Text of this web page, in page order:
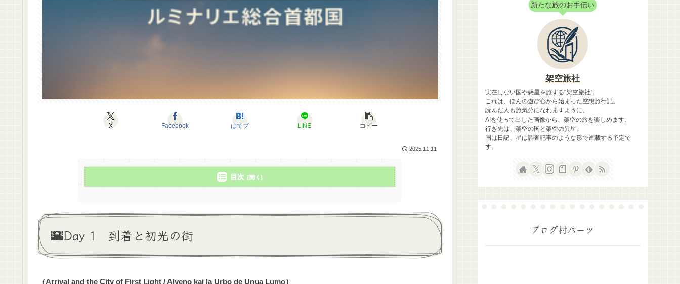
X Facebook はてブ LINE コピー
2025.11.11
目次
🌇Day 1 到着と初光の街
（Arrival and the City of First Light / Alveno kaj la Urbo de Unua Lumo）
新たな旅のお手伝い
架空旅社
実在しない国や惑星を旅する“架空旅社”。
これは、ほんの遊び心から始まった空想旅行記。
読んだ人も旅気分になれますように。
AIを使って出した画像から、架空の旅を楽しめます。
行き先は、架空の国と架空の異星。
国は日記、星は調査記事のような形で連載する予定で
す。
ブログ村パーツ